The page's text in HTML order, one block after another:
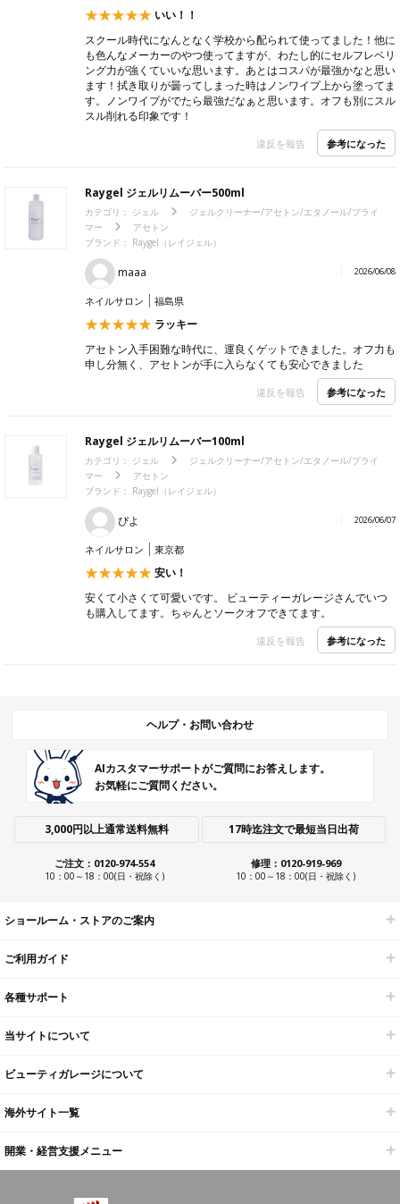
いい！！
スクール時代になんとなく学校から配られて使ってました！他に
も色んなメーカーのやつ使ってますが、わたし的にセルフレベリ
ング力が強くていいな思います。あとはコスパが最強かなと思い
ます！拭き取りが曇ってしまった時はノンワイプ上から塗ってま
す。ノンワイプがでたら最強だなぁと思います。オフも別にスル
スル削れる印象です！
違反を報告 参考になった
Raygel ジェルリムーバー500ml
カテゴリ： ジェル
ジェルクリーナー/アセトン/エタノール/プライ
マー
アセトン
ブランド： Raygel（レイジェル）
maaa 2026/06/08
ネイルサロン 福島県
ラッキー
アセトン入手困難な時代に、運良くゲットできました。オフ力も
申し分無く、アセトンが手に入らなくても安心できました
違反を報告 参考になった
Raygel ジェルリムーバー100ml
カテゴリ： ジェル
ジェルクリーナー/アセトン/エタノール/プライ
マー
アセトン
ブランド： Raygel（レイジェル）
ぴよ 2026/06/07
ネイルサロン 東京都
安い！
安くて小さくて可愛いです。 ビューティーガレージさんでいつ
も購入してます。ちゃんとソークオフできてます。
違反を報告 参考になった
ヘルプ・お問い合わせ
AIカスタマーサポートがご質問にお答えします。
お気軽にご質問ください。
3,000円以上通常送料無料 17時迄注文で最短当日出荷
ご注文：0120-974-554
10：00～18：00(日・祝除く)
修理：0120-919-969
10：00～18：00(日・祝除く)
ショールーム・ストアのご案内
ご利用ガイド
各種サポート
当サイトについて
ビューティガレージについて
海外サイト一覧
開業・経営支援メニュー